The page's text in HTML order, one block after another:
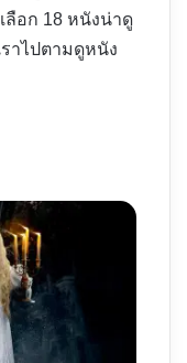
ลือก 18 หนังน่าดู
าไปตามดูหนัง